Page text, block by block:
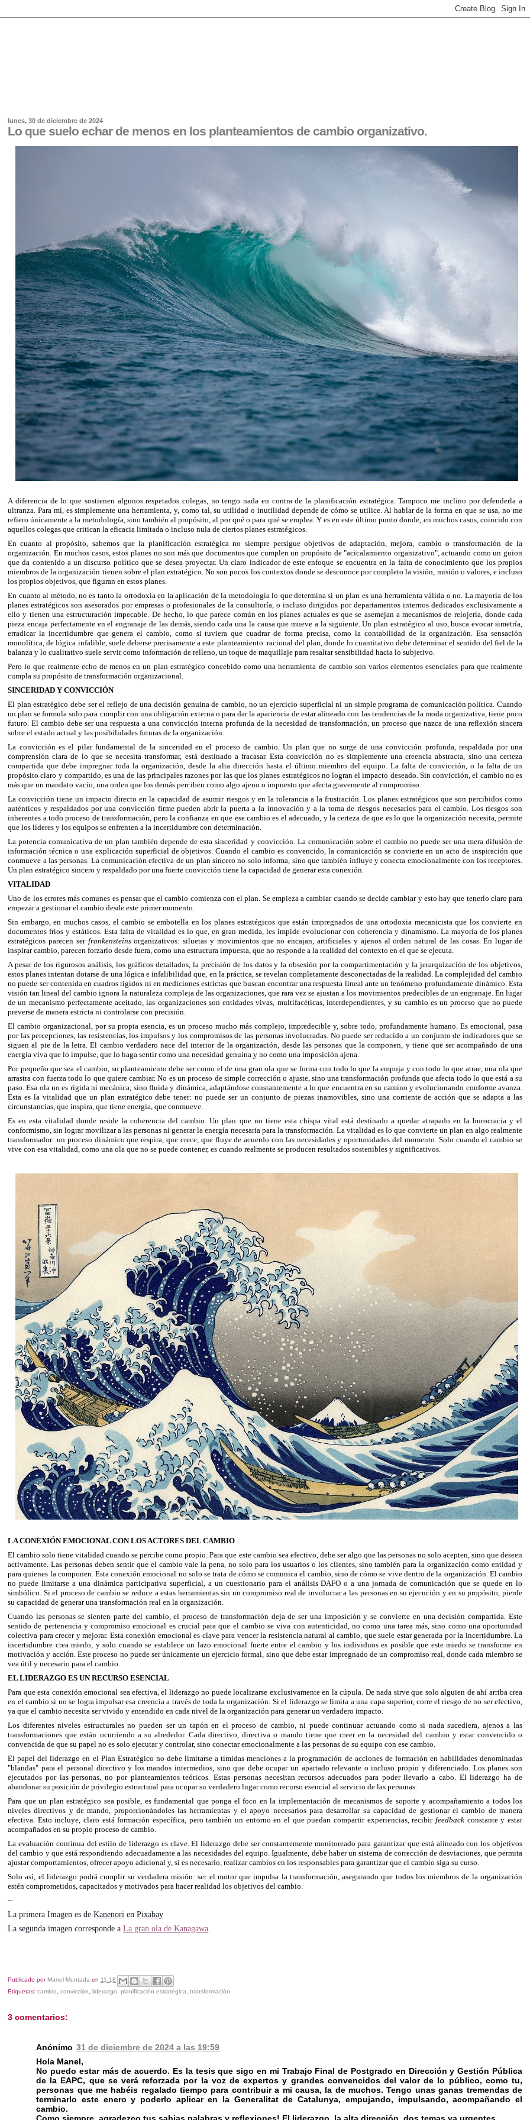
lunes, 30 de diciembre de 2024
Lo que suelo echar de menos en los planteamientos de cambio organizativo.
A diferencia de lo que sostienen algunos respetados colegas, no tengo nada en contra de la planificación estratégica. Tampoco me inclino por defenderla a
ultranza. Para mí, es simplemente una herramienta, y, como tal, su utilidad o inutilidad depende de cómo se utilice. Al hablar de la forma en que se usa, no me
refiero únicamente a la metodología, sino también al propósito, al por qué o para qué se emplea. Y es en este último punto donde, en muchos casos, coincido con
aquellos colegas que critican la eficacia limitada o incluso nula de ciertos planes estratégicos.
En cuanto al propósito, sabemos que la planificación estratégica no siempre persigue objetivos de adaptación, mejora, cambio o transformación de la
organización. En muchos casos, estos planes no son más que documentos que cumplen un propósito de "acicalamiento organizativo", actuando como un guion
que da contenido a un discurso político que se desea proyectar. Un claro indicador de este enfoque se encuentra en la falta de conocimiento que los propios
miembros de la organización tienen sobre el plan estratégico. No son pocos los contextos donde se desconoce por completo la visión, misión o valores, e incluso
los propios objetivos, que figuran en estos planes.
En cuanto al método, no es tanto la ortodoxia en la aplicación de la metodología lo que determina si un plan es una herramienta válida o no. La mayoría de los
planes estratégicos son asesorados por empresas o profesionales de la consultoría, o incluso dirigidos por departamentos internos dedicados exclusivamente a
ello y tienen una estructuración impecable. De hecho, lo que parece común en los planes actuales es que se asemejan a mecanismos de relojería, donde cada
pieza encaja perfectamente en el engranaje de las demás, siendo cada una la causa que mueve a la siguiente. Un plan estratégico al uso, busca evocar simetría,
erradicar la incertidumbre que genera el cambio, como si tuviera que cuadrar de forma precisa, como la contabilidad de la organización. Esa sensación
monolítica, de lógica infalible, suele deberse precisamente a este planteamiento racional del plan, donde lo cuantitativo debe determinar el sentido del fiel de la
balanza y lo cualitativo suele servir como información de relleno, un toque de maquillaje para resaltar sensibilidad hacia lo subjetivo.
Pero lo que realmente echo de menos en un plan estratégico concebido como una herramienta de cambio son varios elementos esenciales para que realmente
cumpla su propósito de transformación organizacional.
SINCERIDAD Y CONVICCIÓN
El plan estratégico debe ser el reflejo de una decisión genuina de cambio, no un ejercicio superficial ni un simple programa de comunicación política. Cuando
un plan se formula solo para cumplir con una obligación externa o para dar la apariencia de estar alineado con las tendencias de la moda organizativa, tiene poco
futuro. El cambio debe ser una respuesta a una convicción interna profunda de la necesidad de transformación, un proceso que nazca de una reflexión sincera
sobre el estado actual y las posibilidades futuras de la organización.
La convicción es el pilar fundamental de la sinceridad en el proceso de cambio. Un plan que no surge de una convicción profunda, respaldada por una
comprensión clara de lo que se necesita transformar, está destinado a fracasar. Esta convicción no es simplemente una creencia abstracta, sino una certeza
compartida que debe impregnar toda la organización, desde la alta dirección hasta el último miembro del equipo. La falta de convicción, o la falta de un
propósito claro y compartido, es una de las principales razones por las que los planes estratégicos no logran el impacto deseado. Sin convicción, el cambio no es
más que un mandato vacío, una orden que los demás perciben como algo ajeno o impuesto que afecta gravemente al compromiso.
La convicción tiene un impacto directo en la capacidad de asumir riesgos y en la tolerancia a la frustración. Los planes estratégicos que son percibidos como
auténticos y respaldados por una convicción firme pueden abrir la puerta a la innovación y a la toma de riesgos necesarios para el cambio. Los riesgos son
inherentes a todo proceso de transformación, pero la confianza en que ese cambio es el adecuado, y la certeza de que es lo que la organización necesita, permite
que los líderes y los equipos se enfrenten a la incertidumbre con determinación.
La potencia comunicativa de un plan también depende de esta sinceridad y convicción. La comunicación sobre el cambio no puede ser una mera difusión de
información técnica o una explicación superficial de objetivos. Cuando el cambio es convencido, la comunicación se convierte en un acto de inspiración que
conmueve a las personas. La comunicación efectiva de un plan sincero no solo informa, sino que también influye y conecta emocionalmente con los receptores.
Un plan estratégico sincero y respaldado por una fuerte convicción tiene la capacidad de generar esta conexión.
VITALIDAD
Uno de los errores más comunes es pensar que el cambio comienza con el plan. Se empieza a cambiar cuando se decide cambiar y esto hay que tenerlo claro para
empezar a gestionar el cambio desde este primer momento.
Sin embargo, en muchos casos, el cambio se embotella en los planes estratégicos que están impregnados de una ortodoxia mecanicista que los convierte en
documentos fríos y estáticos. Esta falta de vitalidad es lo que, en gran medida, les impide evolucionar con coherencia y dinamismo. La mayoría de los planes
estratégicos parecen ser frankensteinsorganizativos: siluetas y movimientos que no encajan, artificiales y ajenos al orden natural de las cosas. En lugar de
inspirar cambio, parecen forzarlo desde fuera, como una estructura impuesta, que no responde a la realidad del contexto en el que se ejecuta.
A pesar de los rigurosos análisis, los gráficos detallados, la precisión de los datos y la obsesión por la compartimentación y la jerarquización de los objetivos,
estos planes intentan dotarse de una lógica e infalibilidad que, en la práctica, se revelan completamente desconectadas de la realidad. La complejidad del cambio
no puede ser contenida en cuadros rígidos ni en mediciones estrictas que buscan encontrar una respuesta lineal ante un fenómeno profundamente dinámico. Esta
visión tan lineal del cambio ignora la naturaleza compleja de las organizaciones, que rara vez se ajustan a los movimientos predecibles de un engranaje. En lugar
de un mecanismo perfectamente aceitado, las organizaciones son entidades vivas, multifacéticas, interdependientes, y su cambio es un proceso que no puede
preverse de manera estricta ni controlarse con precisión.
El cambio organizacional, por su propia esencia, es un proceso mucho más complejo, impredecible y, sobre todo, profundamente humano. Es emocional, pasa
por las percepciones, las resistencias, los impulsos y los compromisos de las personas involucradas. No puede ser reducido a un conjunto de indicadores que se
siguen al pie de la letra. El cambio verdadero nace del interior de la organización, desde las personas que la componen, y tiene que ser acompañado de una
energía viva que lo impulse, que lo haga sentir como una necesidad genuina y no como una imposición ajena.
Por pequeño que sea el cambio, su planteamiento debe ser como el de una gran ola que se forma con todo lo que la empuja y con todo lo que atrae, una ola que
arrastra con fuerza todo lo que quiere cambiar. No es un proceso de simple corrección o ajuste, sino una transformación profunda que afecta todo lo que está a su
paso. Esa ola no es rígida ni mecánica, sino fluida y dinámica, adaptándose constantemente a lo que encuentra en su camino y evolucionando conforme avanza.
Esta es la vitalidad que un plan estratégico debe tener: no puede ser un conjunto de piezas inamovibles, sino una corriente de acción que se adapta a las
circunstancias, que inspira, que tiene energía, que conmueve.
Es en esta vitalidad donde reside la coherencia del cambio. Un plan que no tiene esta chispa vital está destinado a quedar atrapado en la burocracia y el
conformismo, sin lograr movilizar a las personas ni generar la energía necesaria para la transformación. La vitalidad es lo que convierte un plan en algo realmente
transformador: un proceso dinámico que respira, que crece, que fluye de acuerdo con las necesidades y oportunidades del momento. Solo cuando el cambio se
vive con esa vitalidad, como una ola que no se puede contener, es cuando realmente se producen resultados sostenibles y significativos.
LA CONEXIÓN EMOCIONAL CON LOS ACTORES DEL CAMBIO
El cambio solo tiene vitalidad cuando se percibe como propio. Para que este cambio sea efectivo, debe ser algo que las personas no solo acepten, sino que deseen
activamente. Las personas deben sentir que el cambio vale la pena, no solo para los usuarios o los clientes, sino también para la organización como entidad y
para quienes la componen. Esta conexión emocional no solo se trata de cómo se comunica el cambio, sino de cómo se vive dentro de la organización. El cambio
no puede limitarse a una dinámica participativa superficial, a un cuestionario para el análisis DAFO o a una jornada de comunicación que se quede en lo
simbólico. Si el proceso de cambio se reduce a estas herramientas sin un compromiso real de involucrar a las personas en su ejecución y en su propósito, pierde
su capacidad de generar una transformación real en la organización.
Cuando las personas se sienten parte del cambio, el proceso de transformación deja de ser una imposición y se convierte en una decisión compartida. Este
sentido de pertenencia y compromiso emocional es crucial para que el cambio se viva con autenticidad, no como una tarea más, sino como una oportunidad
colectiva para crecer y mejorar. Esta conexión emocional es clave para vencer la resistencia natural al cambio, que suele estar generada por la incertidumbre. La
incertidumbre crea miedo, y solo cuando se establece un lazo emocional fuerte entre el cambio y los individuos es posible que este miedo se transforme en
motivación y acción. Este proceso no puede ser únicamente un ejercicio formal, sino que debe estar impregnado de un compromiso real, donde cada miembro se
vea útil y necesario para el cambio.
EL LIDERAZGO ES UN RECURSO ESENCIAL
Para que esta conexión emocional sea efectiva, el liderazgo no puede localizarse exclusivamente en la cúpula. De nada sirve que solo alguien de ahí arriba crea
en el cambio si no se logra impulsar esa creencia a través de toda la organización. Si el liderazgo se limita a una capa superior, corre el riesgo de no ser efectivo,
ya que el cambio necesita ser vivido y entendido en cada nivel de la organización para generar un verdadero impacto.
Los diferentes niveles estructurales no pueden ser un tapón en el proceso de cambio, ni puede continuar actuando como si nada sucediera, ajenos a las
transformaciones que están ocurriendo a su alrededor. Cada directivo, directiva o mando tiene que creer en la necesidad del cambio y estar convencido o
convencida de que su papel no es solo ejecutar y controlar, sino conectar emocionalmente a las personas de su equipo con ese cambio.
El papel del liderazgo en el Plan Estratégico no debe limitarse a tímidas menciones a la programación de acciones de formación en habilidades denominadas
"blandas" para el personal directivo y los mandos intermedios, sino que debe ocupar un apartado relevante o incluso propio y diferenciado. Los planes son
ejecutados por las personas, no por planteamientos teóricos. Estas personas necesitan recursos adecuados para poder llevarlo a cabo. El liderazgo ha de
abandonar su posición de privilegio estructural para ocupar su verdadero lugar como recurso esencial al servicio de las personas.
Para que un plan estratégico sea posible, es fundamental que ponga el foco en la implementación de mecanismos de soporte y acompañamiento a todos los
niveles directivos y de mando, proporcionándoles las herramientas y el apoyo necesarios para desarrollar su capacidad de gestionar el cambio de manera
efectiva. Esto incluye, claro está formación específica, pero también un entorno en el que puedan compartir experiencias, recibirfeedback constante y estar
acompañados en su propio proceso de cambio.
La evaluación continua del estilo de liderazgo es clave. El liderazgo debe ser constantemente monitoreado para garantizar que está alineado con los objetivos
del cambio y que está respondiendo adecuadamente a las necesidades del equipo. Igualmente, debe haber un sistema de corrección de desviaciones, que permita
ajustar comportamientos, ofrecer apoyo adicional y, si es necesario, realizar cambios en los responsables para garantizar que el cambio siga su curso.
Solo así, el liderazgo podrá cumplir su verdadera misión: ser el motor que impulsa la transformación, asegurando que todos los miembros de la organización
estén comprometidos, capacitados y motivados para hacer realidad los objetivos del cambio.
--
La primera Imagen es deKanenori enPixabay
La segunda imagen corresponde aLa gran ola de Kanagawa.
Publicado por Manel Muntada en 11:18
Etiquetas:cambio ,convicción ,liderazgo ,planificación estratégica ,transformación
3 comentarios:
Anónimo 31 de diciembre de 2024 a las 19:59
Hola Manel,
No puedo estar más de acuerdo. Es la tesis que sigo en mi Trabajo Final de Postgrado en Dirección y Gestión Pública
de la EAPC, que se verá reforzada por la voz de expertos y grandes convencidos del valor de lo público, como tu,
personas que me habéis regalado tiempo para contribuir a mi causa, la de muchos. Tengo unas ganas tremendas de
terminarlo este enero y poderlo aplicar en la Generalitat de Catalunya, empujando, impulsando, acompañando el
cambio.